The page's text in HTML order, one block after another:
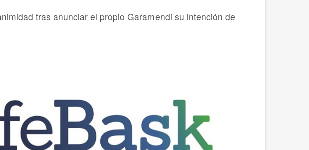
tras anunciar el propio Garamendi su intención de